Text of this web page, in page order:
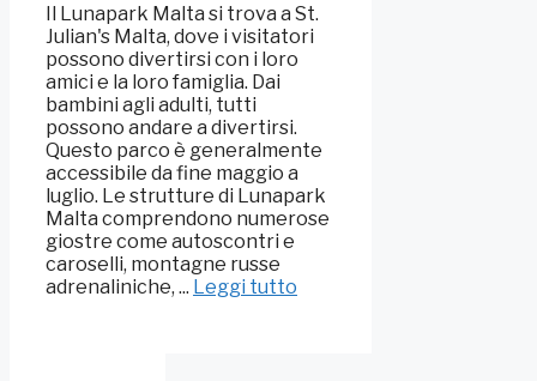
Il Lunapark Malta si trova a St.
Julian's Malta, dove i visitatori
possono divertirsi con i loro
amici e la loro famiglia. Dai
bambini agli adulti, tutti
possono andare a divertirsi.
Questo parco è generalmente
accessibile da fine maggio a
luglio. Le strutture di Lunapark
Malta comprendono numerose
giostre come autoscontri e
caroselli, montagne russe
adrenaliniche, ... Leggi tutto